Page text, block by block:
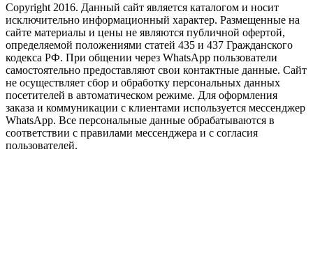
Copyright 2016. Данный сайт является каталогом и носит
исключительно информационный характер. Размещенные на
сайте материалы и цены не являются публичной офертой,
определяемой положениями статей 435 и 437 Гражданского
кодекса РФ. При общении через WhatsApp пользователи
самостоятельно предоставляют свои контактные данные. Сайт
не осуществляет сбор и обработку персональных данных
посетителей в автоматическом режиме. Для оформления
заказа и коммуникации с клиентами используется мессенджер
WhatsApp. Все персональные данные обрабатываются в
соответствии с правилами мессенджера и с согласия
пользователей.